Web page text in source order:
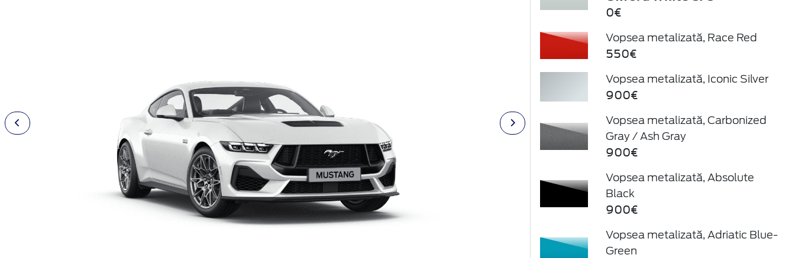
0€
Vopsea metalizată, Race Red
550€
Vopsea metalizată, Iconic Silver
900€
Vopsea metalizată, Carbonized
Gray / Ash Gray
900€
Vopsea metalizată, Absolute
Black
900€
Vopsea metalizată, Adriatic Blue-
Green